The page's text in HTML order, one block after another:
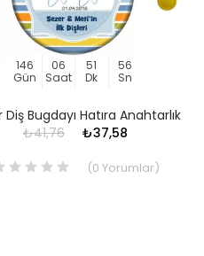
146
Gün
06
Saat
51
Dk
56
Sn
Diş Bugdayı Hatıra Anahtarlık
₺41,76
₺37,58
(0 Yorumlar)